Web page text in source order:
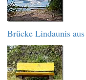
Brücke Lindaunis